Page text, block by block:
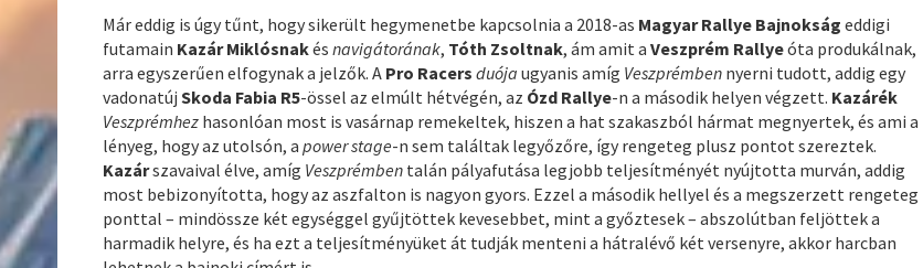
Már eddig is úgy tűnt, hogy sikerült hegymenetbe kapcsolnia a 2018-as Magyar Rallye Bajnokság eddigi
futamain Kazár Miklósnakésnavigátorának, Tóth Zsoltnak, ám amit aVeszprém Rallyeóta produkálnak,
arra egyszerűen elfogynak a jelzők. A Pro Racers duója ugyanis amíg Veszprémben nyerni tudott, addig egy
vadonatújSkoda Fabia R5-össel az elmúlt hétvégén, az Ózd Rallye-n a második helyen végzett. Kazárék
Veszprémhez hasonlóan most is vasárnap remekeltek, hiszen a hat szakaszból hármat megnyertek, és ami a
lényeg, hogy az utolsón, apower stage-n sem találtak legyőzőre, így rengeteg plusz pontot szereztek.
Kazárszavaival élve, amíg Veszprémben talán pályafutása legjobb teljesítményét nyújtotta murván, addig
most bebizonyította, hogy az aszfalton is nagyon gyors. Ezzel a második hellyel és a megszerzett rengeteg
ponttal – mindössze két egységgel gyűjtöttek kevesebbet, mint a győztesek – abszolútban feljöttek a
harmadik helyre, és ha ezt a teljesítményüket át tudják menteni a hátralévő két versenyre, akkor harcban